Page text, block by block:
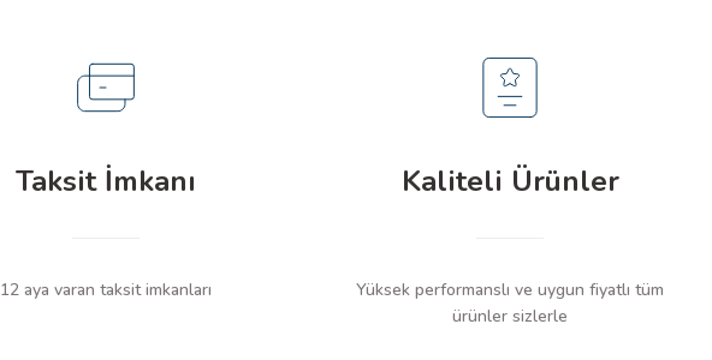
Taksit İmkanı
12 aya varan taksit imkanları
Kaliteli Ürünler
Yüksek performanslı ve uygun fiyatlı tüm
ürünler sizlerle